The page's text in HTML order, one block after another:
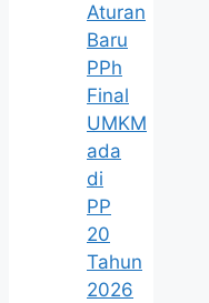
Aturan
Baru
PPh
Final
UMKM
ada
di
PP
20
Tahun
2026